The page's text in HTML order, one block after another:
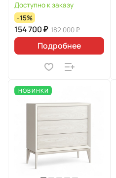
Доступно к заказу
-15%
154 700 ₽ 182 000 ₽
Подробнее
НОВИНКИ